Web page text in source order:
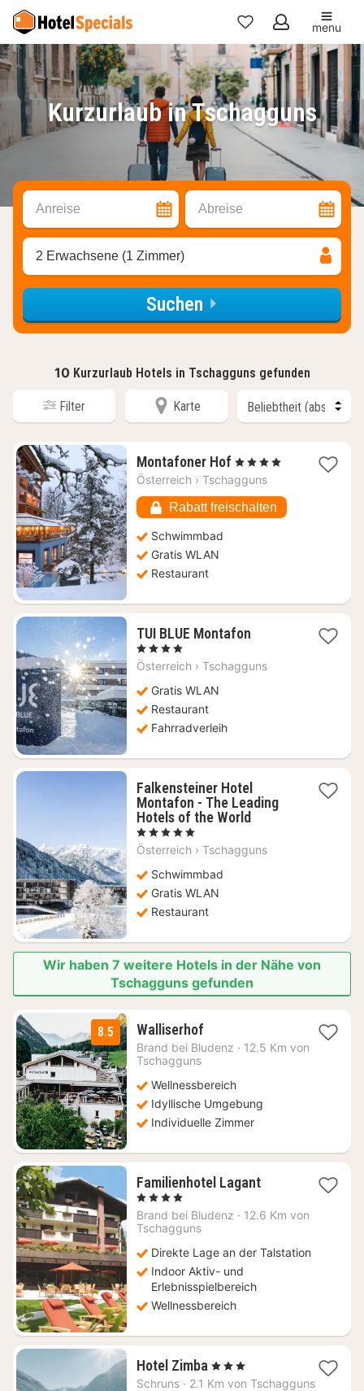
Meine
Favoriten
menu
Kurzurlaub in Tschagguns
Anreise Abreise
2 Erwachsene (1 Zimmer)
Suchen
10 Kurzurlaub Hotels in Tschagguns gefunden
Filter Karte
Montafoner Hof 1
Nacht
ab
274,94
€
, 4 Sterne
Österreich › Tschagguns
Rabatt freischalten
Schwimmbad
Gratis WLAN
Restaurant
TUI BLUE Montafon1
ab
, 4 Sterne
Österreich › Tschagguns
Gratis WLAN
Restaurant
Fahrradverleih
Falkensteiner Hotel
Montafon - The Leading
Hotels of the World1
ab
, 5 Sterne
Österreich › Tschagguns
Schwimmbad
Gratis WLAN
Restaurant
Wir haben 7 weitere Hotels in der Nähe von
Tschagguns gefunden
8.5 Walliserhof1
Nacht
€
Brand bei Bludenz · 12.5 Km von
Tschagguns
Wellnessbereich
Idyllische Umgebung
Individuelle Zimmer
Familienhotel Lagant1
ab
, 4 Sterne
Brand bei Bludenz · 12.6 Km von
Tschagguns
Direkte Lage an der Talstation
Indoor Aktiv- und
Erlebnisspielbereich
Wellnessbereich
Hotel Zimba 1
Nacht
, 3 Sterne
Schruns · 2.1 Km von Tschagguns